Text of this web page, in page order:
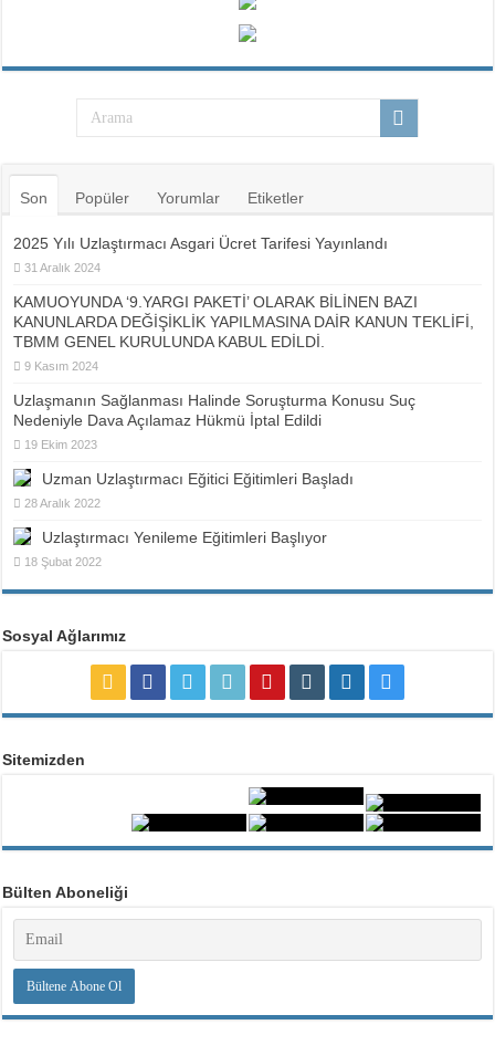
Son Popüler Yorumlar Etiketler
2025 Yılı Uzlaştırmacı Asgari Ücret Tarifesi Yayınlandı
31 Aralık 2024
KAMUOYUNDA ‘9.YARGI PAKETİ’ OLARAK BİLİNEN BAZI
KANUNLARDA DEĞİŞİKLİK YAPILMASINA DAİR KANUN TEKLİFİ,
TBMM GENEL KURULUNDA KABUL EDİLDİ.
9 Kasım 2024
Uzlaşmanın Sağlanması Halinde Soruşturma Konusu Suç
Nedeniyle Dava Açılamaz Hükmü İptal Edildi
19 Ekim 2023
Uzman Uzlaştırmacı Eğitici Eğitimleri Başladı
28 Aralık 2022
Uzlaştırmacı Yenileme Eğitimleri Başlıyor
18 Şubat 2022
Sosyal Ağlarımız
Sitemizden
Bülten Aboneliği